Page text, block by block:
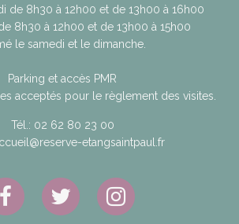
de 8h30 à 12h00 et de 13h00 à 16h00
8h30 à 12h00 et de 13h00 à 15h00
le samedi et le dimanche.
Parking et accès PMR
acceptés pour le règlement des visites.
Tél.: 02 62 80 23 00
etangsaintpaul.fr